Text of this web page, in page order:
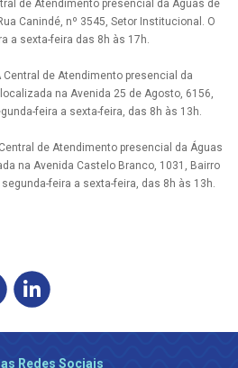
de Atendimento presencial da Águas de
Canindé, nº 3545, Setor Institucional. O
a sexta-feira das 8h às 17h.
Central de Atendimento presencial da
na Avenida 25 de Agosto, 6156,
feira a sexta-feira, das 8h às 13h.
de Atendimento presencial da Águas
na Avenida Castelo Branco, 1031, Bairro
feira a sexta-feira, das 8h às 13h.
Redes Sociais